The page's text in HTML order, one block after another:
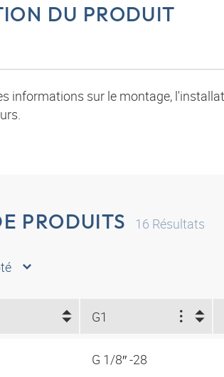
DU PRODUIT
informations sur le montage,
PRODUITS 16 Résultats
G1
G 1/8″ -28